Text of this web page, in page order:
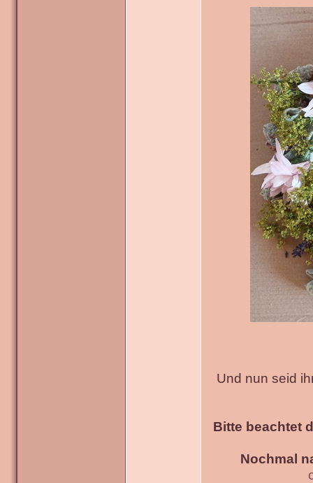
Und nun seid
Bitte beachtet
Nochmal